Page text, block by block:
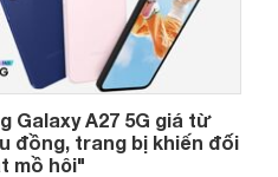
Galaxy A27 5G giá từ
đồng, trang bị khiến đối
mồ hôi"